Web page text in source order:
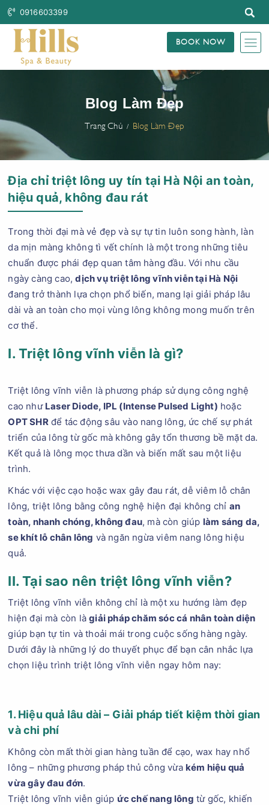
0916603399
BOOK NOW
Blog Làm Đẹp
Trang Chủ Blog Làm Đẹp
Địa chỉ triệt lông uy tín tại Hà Nội an toàn,
hiệu quả, không đau rát
Trong thời đại mà vẻ đẹp và sự tự tin luôn song hành, làn
da mịn màng không tì vết chính là một trong những tiêu
chuẩn được phái đẹp quan tâm hàng đầu. Với nhu cầu
ngày càng cao,dịch vụ triệt lông vĩnh viễn tại Hà Nội
đang trở thành lựa chọn phổ biến, mang lại giải pháp lâu
dài và an toàn cho mọi vùng lông không mong muốn trên
cơ thể.
I. Triệt lông vĩnh viễn là gì?
Triệt lông vĩnh viễn là phương pháp sử dụng công nghệ
cao như Laser Diode, IPL (Intense Pulsed Light) hoặc
OPT SHRđể tác động sâu vào nang lông, ức chế sự phát
triển của lông từ gốc mà không gây tổn thương bề mặt da.
Kết quả là lông mọc thưa dần và biến mất sau một liệu
trình.
Khác với việc cạo hoặc wax gây đau rát, dễ viêm lỗ chân
lông, triệt lông bằng công nghệ hiện đại không chỉ an
toàn, nhanh chóng, không đau, mà còn giúp làm sáng da,
se khít lỗ chân lông và ngăn ngừa viêm nang lông hiệu
quả.
II. Tại sao nên triệt lông vĩnh viễn?
Triệt lông vĩnh viễn không chỉ là một xu hướng làm đẹp
hiện đại mà còn làgiải pháp chăm sóc cá nhân toàn diện
giúp bạn tự tin và thoải mái trong cuộc sống hàng ngày.
Dưới đây là những lý do thuyết phục để bạn cân nhắc lựa
chọn liệu trình triệt lông vĩnh viễn ngay hôm nay:
1. Hiệu quả lâu dài – Giải pháp tiết kiệm thời gian
và chi phí
Không còn mất thời gian hàng tuần để cạo, wax hay nhổ
lông – những phương pháp thủ công vừa kém hiệu quả
vừa gây đau đớn.
Triệt lông vĩnh viễn giúp ức chế nang lông từ gốc, khiến